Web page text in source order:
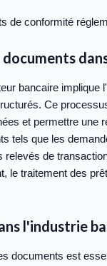
de conformité
bancaire
Ce
et permettre une
tels que les
de
le traitement des
l'industrie
documents est